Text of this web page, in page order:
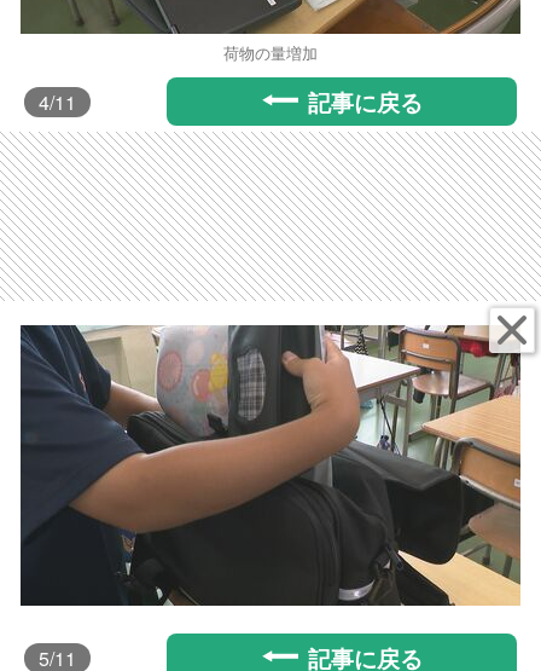
荷物の量増加
4/11 記事に戻る
5/11 記事に戻る